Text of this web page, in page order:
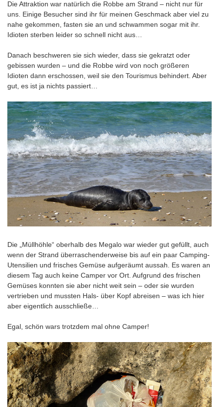
Die Attraktion war natürlich die Robbe am Strand – nicht nur für
uns. Einige Besucher sind ihr für meinen Geschmack aber viel zu
nahe gekommen, fasten sie an und schwammen sogar mit ihr.
Idioten sterben leider so schnell nicht aus…
Danach beschweren sie sich wieder, dass sie gekratzt oder
gebissen wurden – und die Robbe wird von noch größeren
Idioten dann erschossen, weil sie den Tourismus behindert. Aber
gut, es ist ja nichts passiert…
Die „Müllhöhle“ oberhalb des Megalo war wieder gut gefüllt, auch
wenn der Strand überraschenderweise bis auf ein paar Camping-
Utensilien und frisches Gemüse aufgeräumt aussah. Es waren an
diesem Tag auch keine Camper vor Ort. Aufgrund des frischen
Gemüses konnten sie aber nicht weit sein – oder sie wurden
vertrieben und mussten Hals- über Kopf abreisen – was ich hier
aber eigentlich ausschließe…
Egal, schön wars trotzdem mal ohne Camper!